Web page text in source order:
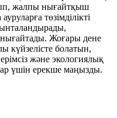
жалпы нығайтқыш
төзімділікті
ынталандырады,
Жоғары дене
күйзелісте болатын,
және экологиялық
үшін ерекше маңызды.